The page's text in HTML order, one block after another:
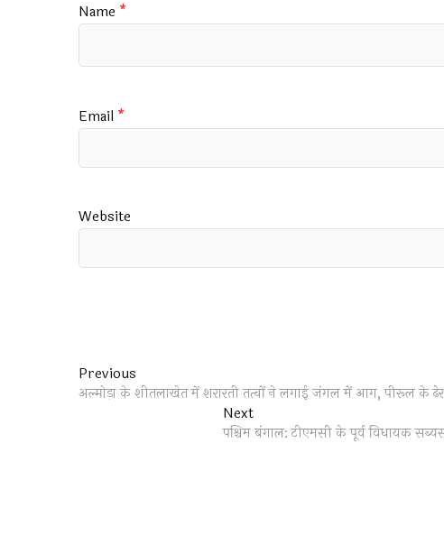
Name *
Email *
Website
Post
navigation
Previous
post:
अल्मोड़ा के शीतलाखेत में शरारती तत्वों ने लगाई जंगल में आग, पीरूल के
NextNext
post:
पश्चिम बंगाल: टीएमसी के पूर्व विधायक